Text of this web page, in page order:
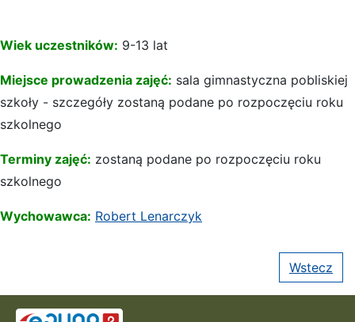
Wiek uczestników: 9-13 lat
Miejsce prowadzenia zajęć: sala gimnastyczna pobliskiej
szkoły - szczegóły zostaną podane po rozpoczęciu roku
szkolnego
Terminy zajęć: zostaną podane po rozpoczęciu roku
szkolnego
Wychowawca: Robert Lenarczyk
Wstecz